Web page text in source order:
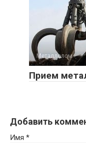
Металлолом
Прием
Добавить
Имя *